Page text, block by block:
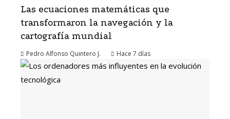
Las ecuaciones matemáticas que
transformaron la navegación y la
cartografía mundial
Pedro Alfonso Quintero J. Hace 7 días